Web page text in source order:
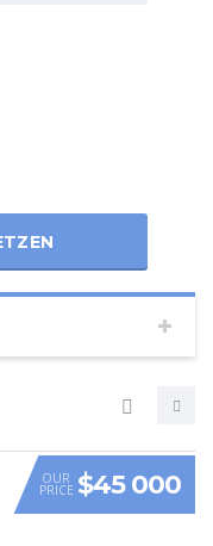
VIDEO
OUR
PRICE $45 000